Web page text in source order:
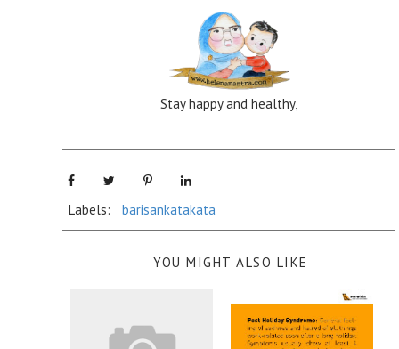
Stay happy and healthy,
Labels: barisankatakata
YOU MIGHT ALSO LIKE